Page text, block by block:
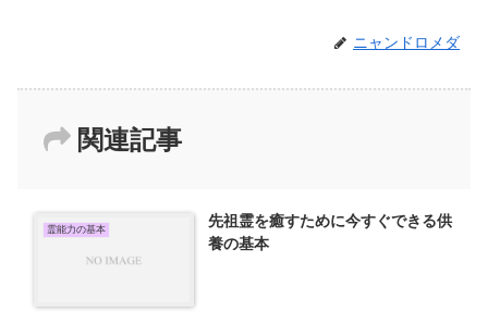
ニャンドロメダ
関連記事
霊能力の基本
先祖霊を癒すために今すぐできる供
養の基本